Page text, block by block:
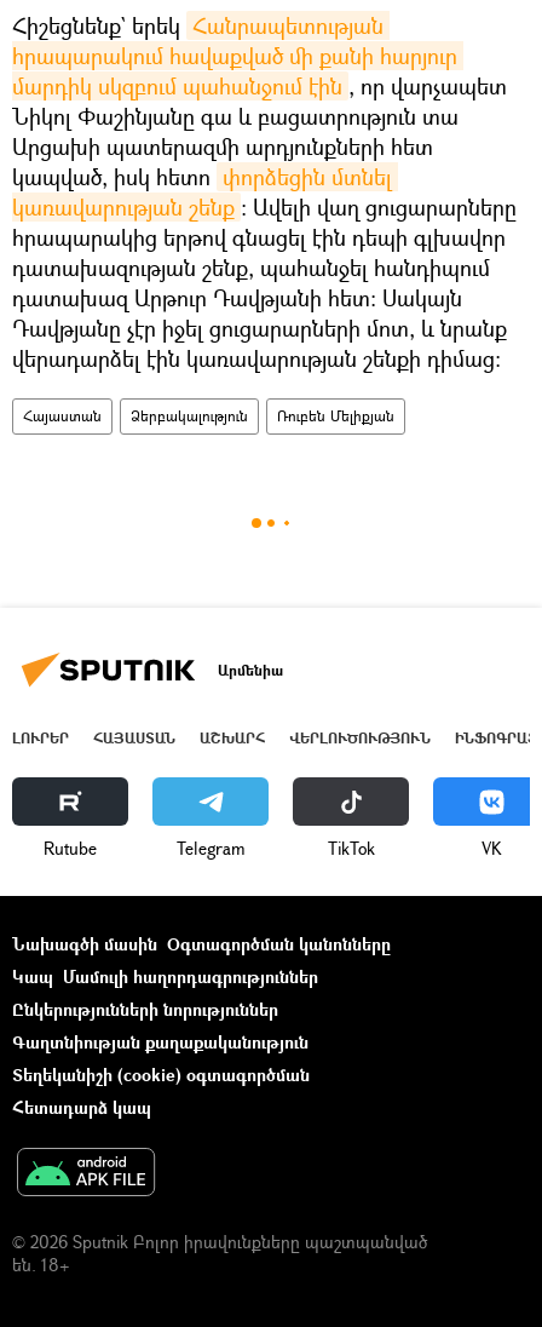
Հիշեցնենք` երեկ Հանրապետության
հրապարակում հավաքված մի քանի հարյուր
մարդիկ սկզբում պահանջում էին , որ վարչապետ
Նիկոլ Փաշինյանը գա և բացատրություն տա
Արցախի պատերազմի արդյունքների հետ
կապված, իսկ հետո փորձեցին մտնել
կառավարության շենք ։ Ավելի վաղ ցուցարարները
հրապարակից երթով գնացել էին դեպի գլխավոր
դատախազության շենք, պահանջել հանդիպում
դատախազ Արթուր Դավթյանի հետ։ Սակայն
Դավթյանը չէր իջել ցուցարարների մոտ, և նրանք
վերադարձել էին կառավարության շենքի դիմաց։
Հայաստան Ձերբակալություն Ռուբեն Մելիքյան
Արմենիա
ԼՈՒՐԵՐ ՀԱՅԱՍՏԱՆ ԱՇԽԱՐՀ ՎԵՐԼՈՒԾՈՒԹՅՈՒՆ
Rutube Telegram ТikТоk VK
Նախագծի մասին Օգտագործման կանոնները
Կապ Մամուլի հաղորդագրություններ
Ընկերությունների նորություններ
Գաղտնիության քաղաքականություն
Տեղեկանիշի (cookie) օգտագործման
Հետադարձ կապ
© 2026 Sputnik Բոլոր իրավունքները պաշտպանված
են. 18+